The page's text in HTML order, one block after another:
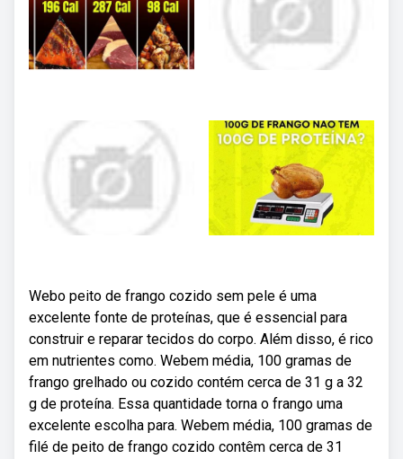
Webo peito de frango cozido sem pele é uma
excelente fonte de proteínas, que é essencial para
construir e reparar tecidos do corpo. Além disso, é rico
em nutrientes como. Webem média, 100 gramas de
frango grelhado ou cozido contém cerca de 31 g a 32
g de proteína. Essa quantidade torna o frango uma
excelente escolha para. Webem média, 100 gramas de
filé de peito de frango cozido contêm cerca de 31